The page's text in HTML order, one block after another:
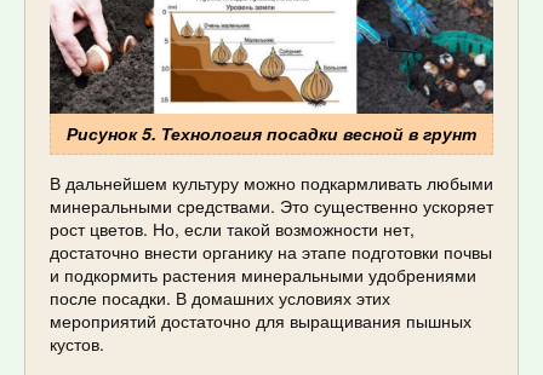
Рисунок 5. Технология посадки весной в грунт
В дальнейшем культуру можно подкармливать любыми
минеральными средствами. Это существенно ускоряет
рост цветов. Но, если такой возможности нет,
достаточно внести органику на этапе подготовки почвы
и подкормить растения минеральными удобрениями
после посадки. В домашних условиях этих
мероприятий достаточно для выращивания пышных
кустов.